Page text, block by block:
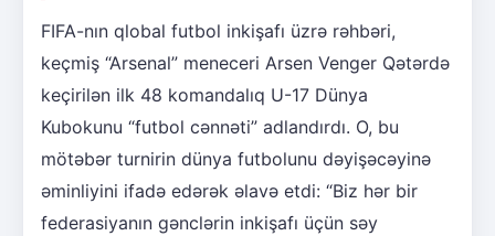
FIFA-nın qlobal futbol inkişafı üzrə rəhbəri,
keçmiş “Arsenal” meneceri Arsen Venger Qətərdə
keçirilən ilk 48 komandalıq U-17 Dünya
Kubokunu “futbol cənnəti” adlandırdı. O, bu
mötəbər turnirin dünya futbolunu dəyişəcəyinə
əminliyini ifadə edərək əlavə etdi: “Biz hər bir
federasiyanın gənclərin inkişafı üçün səy